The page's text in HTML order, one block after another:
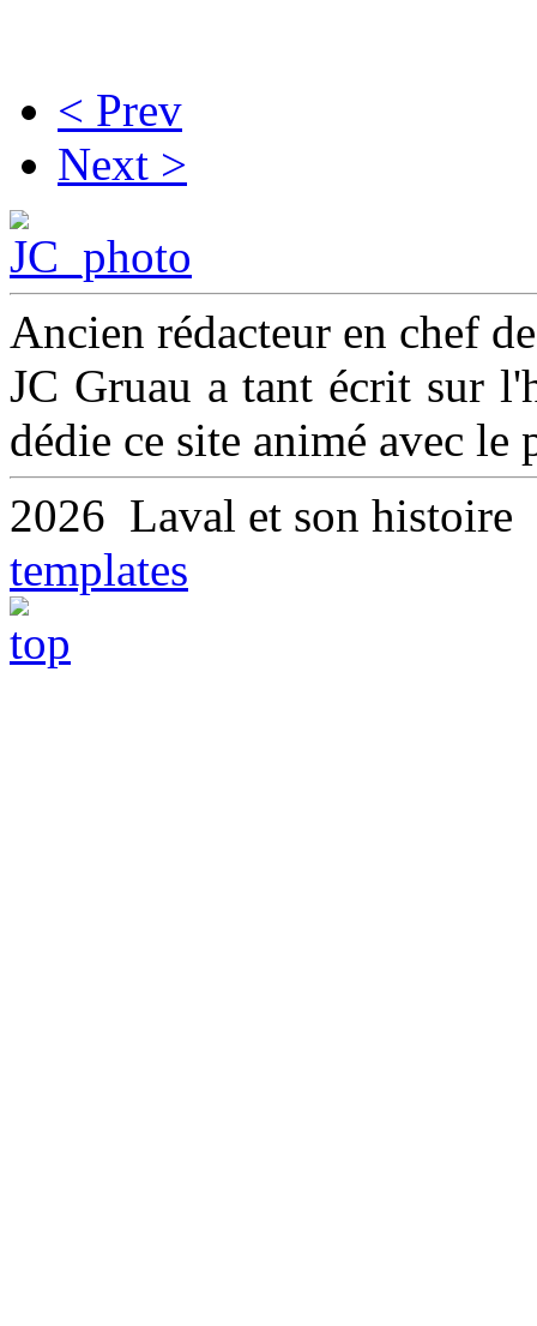
< Prev
Next >
Ancien rédacteur en chef
JC Gruau a tant écrit sur
dédie ce site animé avec
2026 Laval et son
templates